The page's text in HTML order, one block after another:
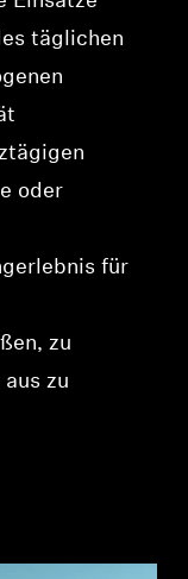
täglichen
oder
für
zu
zu